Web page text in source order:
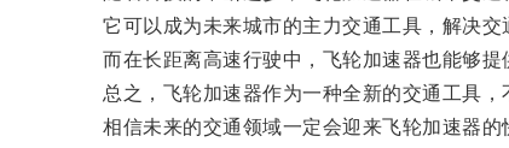
它可以成为未来城市的主力交通工具，解决交
而在长距离高速行驶中，飞轮加速器也能够提
总之，飞轮加速器作为一种全新的交通工具，
相信未来的交通领域一定会迎来飞轮加速器的